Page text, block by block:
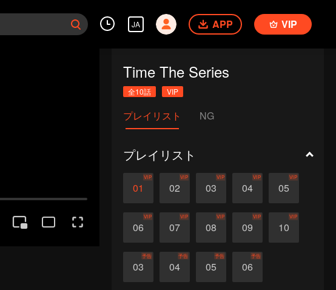
JA APP VIP
Time The Series
全10話 VIP
プレイリスト NG
プレイリスト
01
VIP
02
VIP
03
VIP
04
VIP
05
VIP
06
VIP
07
VIP
08
VIP
09
VIP
10
VIP
03
予告
04
予告
05
予告
06
予告